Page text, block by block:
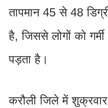
तापमान 45 से 48
है, जिससे लोगों को
पड़ता है।
करौली जिले में